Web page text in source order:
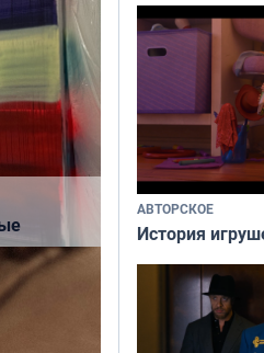
в этапе
- 2026»
АВТОРСКОЕ
История